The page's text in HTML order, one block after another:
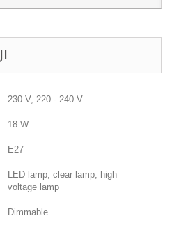
230 V, 220 - 240 V
18 W
E27
LED lamp; clear lamp; high
voltage lamp
Dimmable